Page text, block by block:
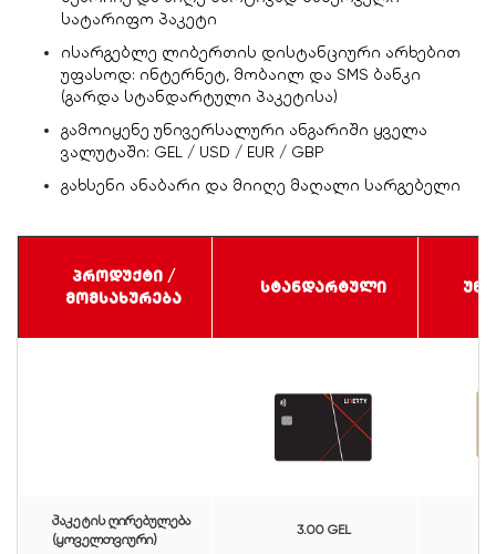
სატარიფო პაკეტი
ისარგებლე ლიბერთის დისტანციური არხებით
უფასოდ: ინტერნეტ, მობაილ და SMS ბანკი
(გარდა სტანდარტული პაკეტისა)
გამოიყენე უნივერსალური ანგარიში ყველა
ვალუტაში: GEL / USD / EUR / GBP
გახსენი ანაბარი და მიიღე მაღალი სარგებელი
პროდუქტი /
მომსახურება
სტანდარტული
პაკეტის ღირებულება
(ყოველთვიური)
3.00 GEL